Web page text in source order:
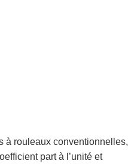
à rouleaux conventionnelles,
part à l’unité et